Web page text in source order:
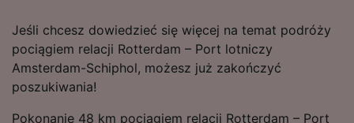
Jeśli chcesz dowiedzieć się więcej na temat podróży
pociągiem relacji Rotterdam – Port lotniczy
Amsterdam-Schiphol, możesz już zakończyć
poszukiwania!
Pokonanie 48 km pociągiem relacji Rotterdam – Port